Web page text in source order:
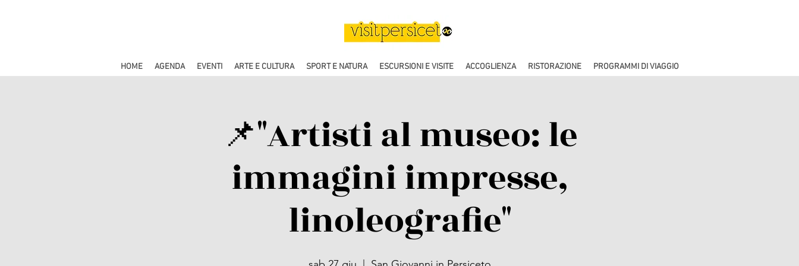
HOME AGENDA EVENTI ARTE E CULTURA SPORT E NATURA ESCURSIONI E VISITE ACCOGLIENZA RISTORAZIONE PROGRAMMI DI VIAGGIO
📌"Artisti al museo: le
immagini impresse,
linoleografie"